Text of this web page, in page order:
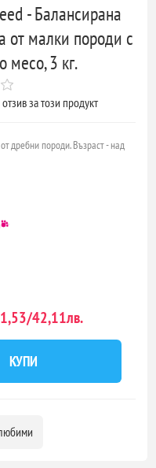
- Балансирана
от малки породи с
месо, 3 кг.
за този продукт
дребни породи. Възраст - над
42,11лв.
КУПИ